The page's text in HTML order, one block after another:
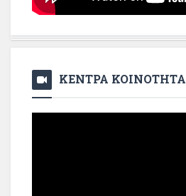
ΚΕΝΤΡΑ